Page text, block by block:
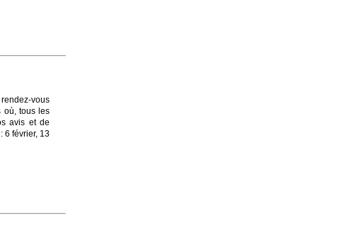
rendez-vous
où, tous les
avis et de
6 février, 13